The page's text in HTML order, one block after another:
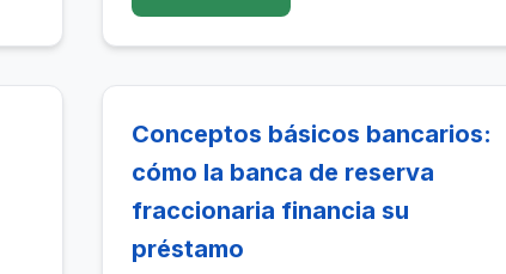
Conceptos básicos bancarios:
cómo la banca de reserva
fraccionaria financia su
préstamo